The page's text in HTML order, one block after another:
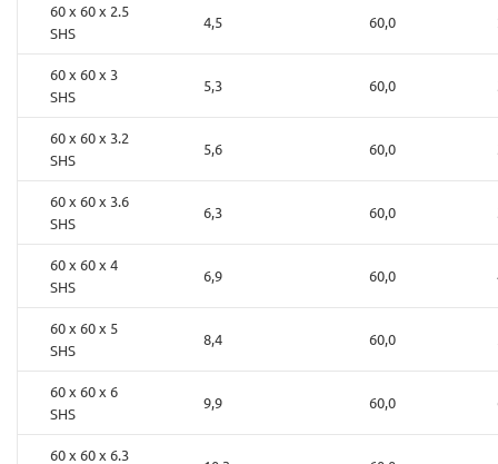
60 x 60 x 2.5
SHS
4,5 60,0
60 x 60 x 3
SHS
5,3 60,0
60 x 60 x 3.2
SHS
5,6 60,0
60 x 60 x 3.6
SHS
6,3 60,0
60 x 60 x 4
SHS
6,9 60,0
60 x 60 x 5
SHS
8,4 60,0
60 x 60 x 6
SHS
9,9 60,0
60 x 60 x 6.3